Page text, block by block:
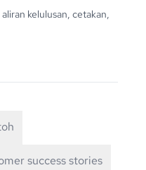
kelulusan, cetakan,
success stories